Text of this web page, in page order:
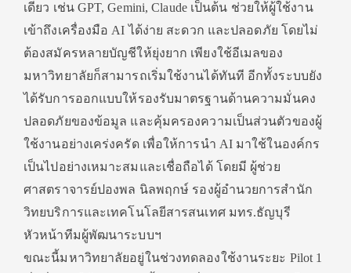
เดียว เช่น GPT, Gemini, Claude เป็นต้น ช่วยให้ผู้ใช้งาน
เข้าถึงเครื่องมือ AI ได้ง่าย สะดวก และปลอดภัย โดยไม่
ต้องสมัครหลายบัญชีให้ยุ่งยาก เพียงใช้อีเมลของ
มหาวิทยาลัยก็สามารถเริ่มใช้งานได้ทันที อีกทั้งระบบยัง
ได้รับการออกแบบให้รองรับมาตรฐานด้านความมั่นคง
ปลอดภัยของข้อมูล และคุ้มครองความเป็นส่วนตัวของผู้
ใช้งานอย่างเคร่งครัด เพื่อให้การนำ AI มาใช้ในองค์กร
เป็นไปอย่างเหมาะสมและเชื่อถือได้ โดยมี ผู้ช่วย
ศาสตราจารย์ปองพล นิลพฤกษ์ รองผู้อำนวยการสำนัก
วิทยบริการและเทคโนโลยีสารสนเทศ มทร.ธัญบุรี
หัวหน้าทีมผู้พัฒนาระบบฯ
ขณะนี้มหาวิทยาลัยอยู่ในช่วงทดลองใช้งานระยะ Pilot 1